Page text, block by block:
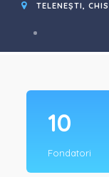
TELENEȘTI,
10
Fondatori